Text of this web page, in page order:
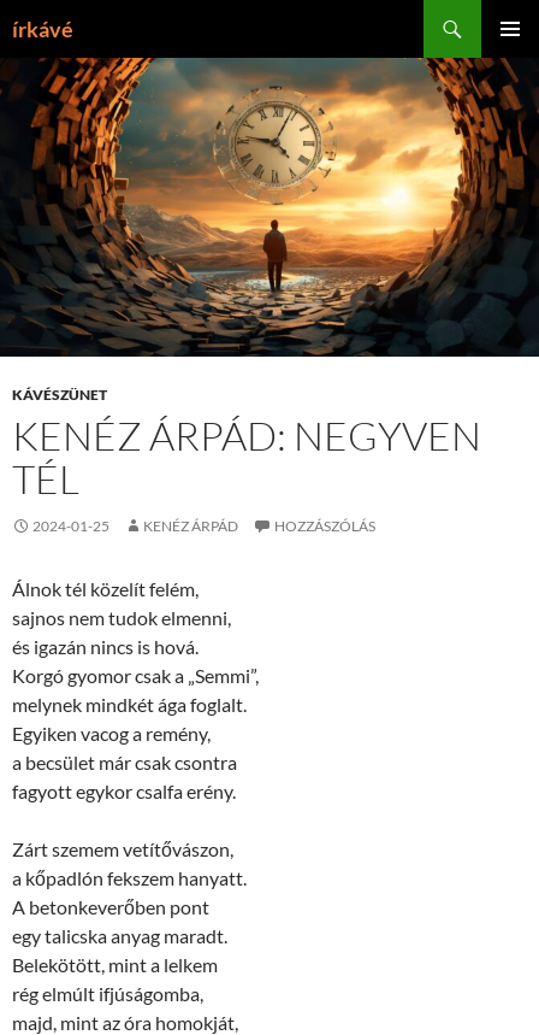
írkávé
MENÜ
KÁVÉSZÜNET
KENÉZ ÁRPÁD: NEGYVEN
TÉL
2024-01-25 KENÉZ ÁRPÁD HOZZÁSZÓLÁS
Álnok tél közelít felém,
sajnos nem tudok elmenni,
és igazán nincs is hová.
Korgó gyomor csak a „Semmi”,
melynek mindkét ága foglalt.
Egyiken vacog a remény,
a becsület már csak csontra
fagyott egykor csalfa erény.
Zárt szemem vetítővászon,
a kőpadlón fekszem hanyatt.
A betonkeverőben pont
egy talicska anyag maradt.
Belekötött, mint a lelkem
rég elmúlt ifjúságomba,
majd, mint az óra homokját,